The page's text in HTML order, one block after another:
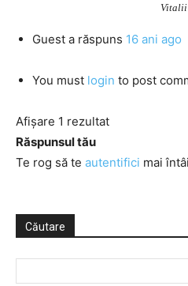
Vitalii
Guest a răspuns 16 ani ago
You must login to post
Afișare 1 rezultat
Răspunsul tău
Te rog să te autentifici mai
Căutare